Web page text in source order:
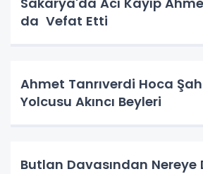
da Vefat Etti
Ahmet Tanrıverdi Hoca
Yolcusu Akıncı Beyleri
Butlan Davasından Nereye